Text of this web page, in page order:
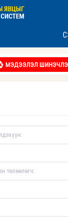
МЭДЭЭЛЭЛ
төлөөлөгч: